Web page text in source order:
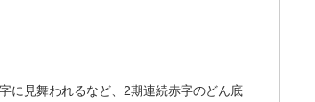
に見舞われるなど、2期連続赤字のどん底